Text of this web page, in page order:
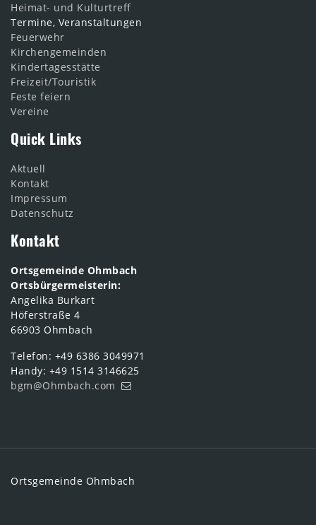
Heimat- und Kulturtreff
Termine, Veranstaltungen
Feuerwehr
Kirchengemeinden
Kindertagesstätte
Freizeit/Touristik
Feste feiern
Vereine
Quick Links
Aktuell
Kontakt
Impressum
Datenschutz
Kontakt
Ortsgemeinde Ohmbach
Ortsbürgermeisterin:
Angelika Burkart
Höferstraße 4
66903 Ohmbach
Telefon: +49 6386 3049971
Handy: +49 1514 3146625
bgm@Ohmbach.com
Ortsgemeinde Ohmbach